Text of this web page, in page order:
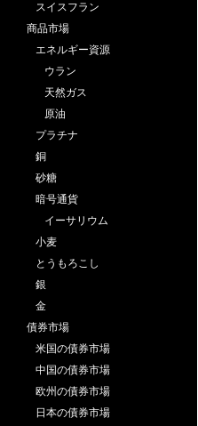
スイスフラン
商品市場
エネルギー資源
ウラン
天然ガス
原油
プラチナ
銅
砂糖
暗号通貨
イーサリウム
小麦
とうもろこし
銀
金
債券市場
米国の債券市場
中国の債券市場
欧州の債券市場
日本の債券市場